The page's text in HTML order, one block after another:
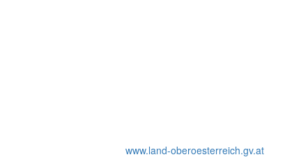
www.land-oberoesterreich.gv.at